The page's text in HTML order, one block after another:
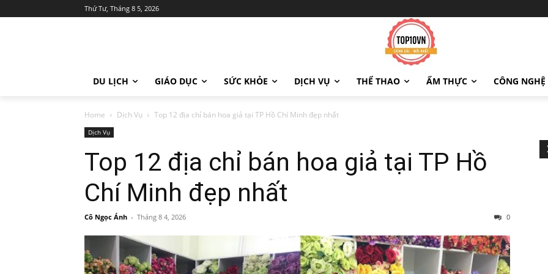
Thứ Tư, Tháng 8 5, 2026
DU LỊCH GIÁO DỤC SỨC KHỎE DỊCH VỤ THỂ THAO ẨM THỰC CÔNG NGHỆ
Home Dịch Vụ Top 12 địa chỉ bán hoa giả tại TP Hồ Chí Minh đẹp nhất
Dịch Vụ
Top 12 địa chỉ bán hoa giả tại TP Hồ
Chí Minh đẹp nhất
Cô Ngọc Ánh - Tháng 8 4, 2026 0